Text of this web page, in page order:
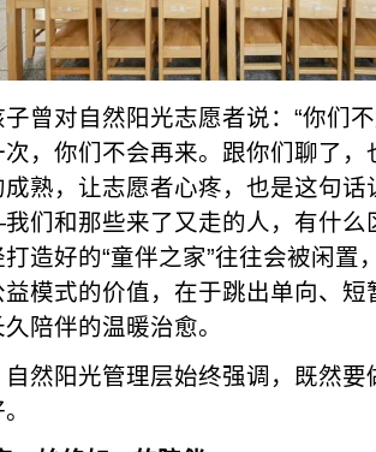
曾对自然阳光志愿者说：“你们
，你们不会再来。跟你们聊了，
熟，让志愿者心疼，也是这句
们和那些来了又走的人，有什么
造好的“童伴之家”往往会被闲置
模式的价值，在于跳出单向、
陪伴的温暖治愈。
然阳光管理层始终强调，既然